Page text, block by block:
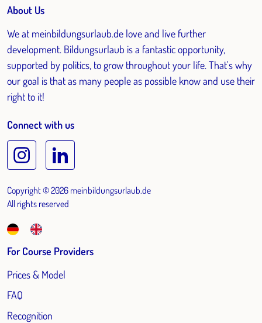
About Us
We at meinbildungsurlaub.de love and live further
development. Bildungsurlaub is a fantastic opportunity,
supported by politics, to grow throughout your life. That's why
our goal is that as many people as possible know and use their
right to it!
Connect with us
Copyright © 2026 meinbildungsurlaub.de
All rights reserved
For Course Providers
Prices & Model
FAQ
Recognition